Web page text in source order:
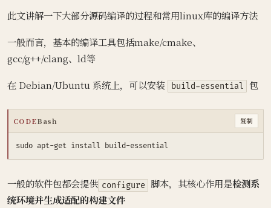
此文讲解一下大部分源码编译的过程和常用linux库的编译方法
一般而言，基本的编译工具包括make/cmake、
gcc/g++/clang、ld等
在 Debian/Ubuntu 系统上，可以安装
build-essential 包
CODEBash 复制
一般的软件包都会提供 configure ​ 脚本，其核心作用是检测系
统环境并生成适配的构建文件